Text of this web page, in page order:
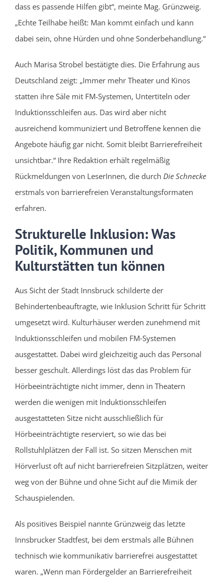
dass es passende Hilfen gibt“, meinte Mag. Grünzweig.
„Echte Teilhabe heißt: Man kommt einfach und kann
dabei sein, ohne Hürden und ohne Sonderbehandlung.“
Auch Marisa Strobel bestätigte dies. Die Erfahrung aus
Deutschland zeigt: „Immer mehr Theater und Kinos
statten ihre Säle mit FM-Systemen, Untertiteln oder
Induktionsschleifen aus. Das wird aber nicht
ausreichend kommuniziert und Betroffene kennen die
Angebote häufig gar nicht. Somit bleibt Barrierefreiheit
unsichtbar.“ Ihre Redaktion erhält regelmäßig
Rückmeldungen von LeserInnen, die durch Die Schnecke
erstmals von barrierefreien Veranstaltungsformaten
erfahren.
Strukturelle Inklusion: Was
Politik, Kommunen und
Kulturstätten tun können
Aus Sicht der Stadt Innsbruck schilderte der
Behindertenbeauftragte, wie Inklusion Schritt für Schritt
umgesetzt wird. Kulturhäuser werden zunehmend mit
Induktionsschleifen und mobilen FM‑Systemen
ausgestattet. Dabei wird gleichzeitig auch das Personal
besser geschult. Allerdings löst das das Problem für
Hörbeeinträchtigte nicht immer, denn in Theatern
werden die wenigen mit Induktionsschleifen
ausgestatteten Sitze nicht ausschließlich für
Hörbeeinträchtigte reserviert, so wie das bei
Rollstuhlplätzen der Fall ist. So sitzen Menschen mit
Hörverlust oft auf nicht barrierefreien Sitzplätzen, weiter
weg von der Bühne und ohne Sicht auf die Mimik der
Schauspielenden.
Als positives Beispiel nannte Grünzweig das letzte
Innsbrucker Stadtfest, bei dem erstmals alle Bühnen
technisch wie kommunikativ barrierefrei ausgestattet
waren. „Wenn man Fördergelder an Barrierefreiheit